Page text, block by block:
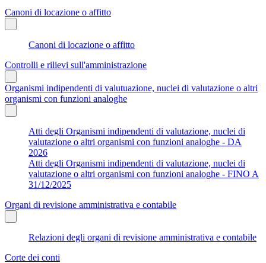
Canoni di locazione o affitto
Canoni di locazione o affitto
Controlli e rilievi sull'amministrazione
Organismi indipendenti di valutuazione, nuclei di valutazione o altri
organismi con funzioni analoghe
Atti degli Organismi indipendenti di valutazione, nuclei di
valutazione o altri organismi con funzioni analoghe - DA
2026
Atti degli Organismi indipendenti di valutazione, nuclei di
valutazione o altri organismi con funzioni analoghe - FINO A
31/12/2025
Organi di revisione amministrativa e contabile
Relazioni degli organi di revisione amministrativa e contabile
Corte dei conti